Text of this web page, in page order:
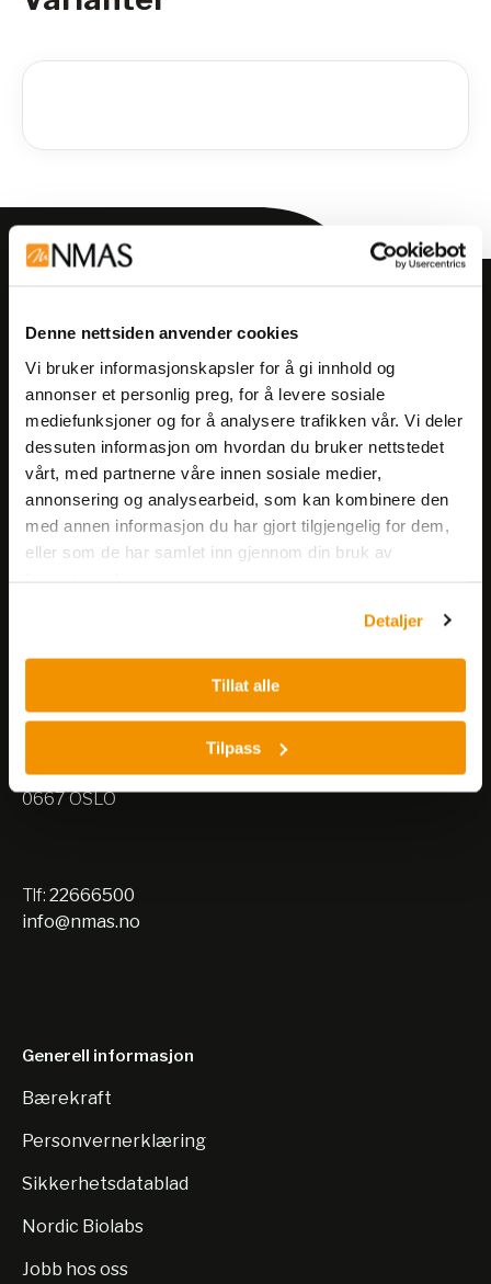
Denne nettsiden anvender cookies
Vi bruker informasjonskapsler for å gi innhold og
annonser et personlig preg, for å levere sosiale
mediefunksjoner og for å analysere trafikken vår. Vi deler
dessuten informasjon om hvordan du bruker nettstedet
vårt, med partnerne våre innen sosiale medier,
annonsering og analysearbeid, som kan kombinere den
med annen informasjon du har gjort tilgjengelig for dem,
eller som de har samlet inn gjennom din bruk av
Detaljer
Tillat alle
Tilpass
Få informasjon om produkter,
arrangementer og kampanjer.
Meld på nyhetsbrev
Besøksadresse:
0667 OSLO
Nils Hansens vei 10
0667 OSLO
Tlf: 22666500
info@nmas.no
Generell informasjon
Bærekraft
Personvernerklæring
Sikkerhetsdatablad
Nordic Biolabs
Jobb hos oss